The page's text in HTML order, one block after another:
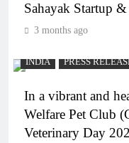
Sahayak Startup
3 months ago
INDIA PRESS
In a vibrant and
Welfare Pet Club
Veterinary Day